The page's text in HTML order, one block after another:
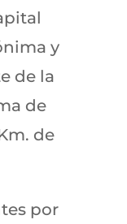
y
de la
de
de
por